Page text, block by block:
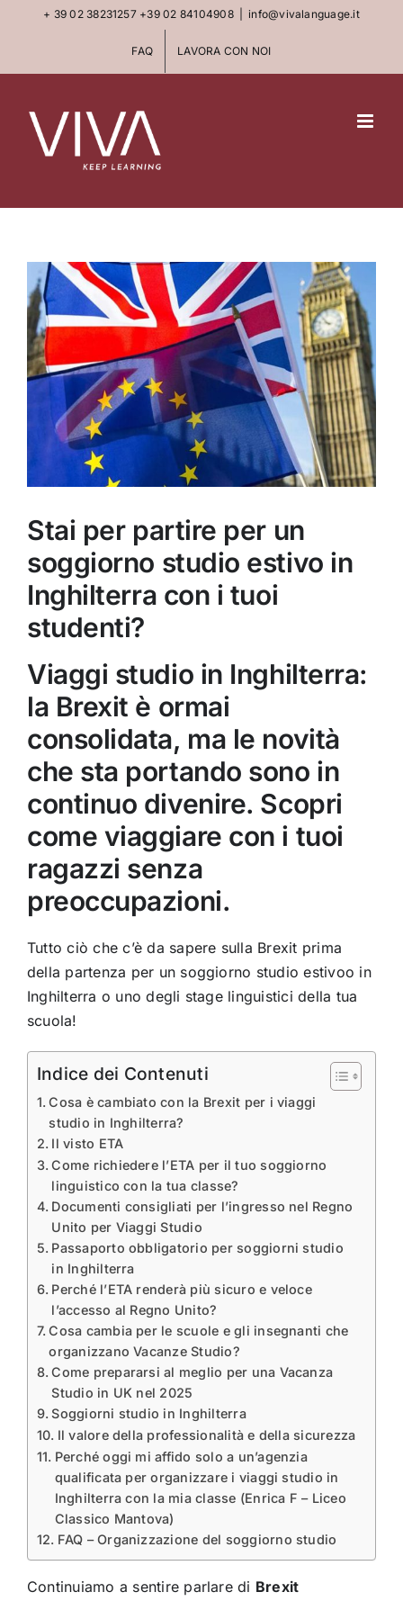
+ 39 02 38231257 +39 02 84104908 info@vivalanguage.it
FAQ LAVORA CON NOI
View
Larger
Image
Stai per partire per un
soggiorno studio estivo in
Inghilterra con i tuoi
studenti?
Viaggi studio in Inghilterra:
la Brexit è ormai
consolidata, ma le novità
che sta portando sono in
continuo divenire. Scopri
come viaggiare con i tuoi
ragazzi senza
preoccupazioni.
Tutto ciò che c’è da sapere sulla Brexit prima
della partenza per un soggiorno studio estivoo in
Inghilterra o uno degli stage linguistici della tua
scuola!
Indice dei Contenuti
Cosa è cambiato con la Brexit per i viaggi
studio in Inghilterra?
Il visto ETA
Come richiedere l’ETA per il tuo soggiorno
linguistico con la tua classe?
Documenti consigliati per l’ingresso nel Regno
Unito per Viaggi Studio
Passaporto obbligatorio per soggiorni studio
in Inghilterra
Perché l’ETA renderà più sicuro e veloce
l’accesso al Regno Unito?
Cosa cambia per le scuole e gli insegnanti che
organizzano Vacanze Studio?
Come prepararsi al meglio per una Vacanza
Studio in UK nel 2025
Soggiorni studio in Inghilterra
Il valore della professionalità e della sicurezza
Perché oggi mi affido solo a un’agenzia
qualificata per organizzare i viaggi studio in
Inghilterra con la mia classe (Enrica F – Liceo
Classico Mantova)
FAQ – Organizzazione del soggiorno studio
Continuiamo a sentire parlare di Brexit